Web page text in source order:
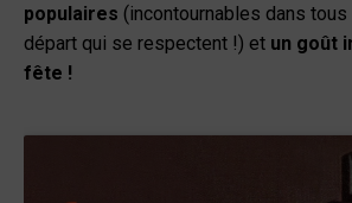
populaires (incontournables dans
départ qui se respectent !) et un goût
fête !